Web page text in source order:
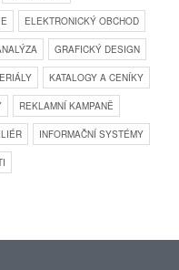
ELEKTRONICKÝ OBCHOD
GRAFICKÝ DESIGN
KATALOGY A CENÍKY
REKLAMNÍ KAMPANĚ
INFORMAČNÍ SYSTÉMY